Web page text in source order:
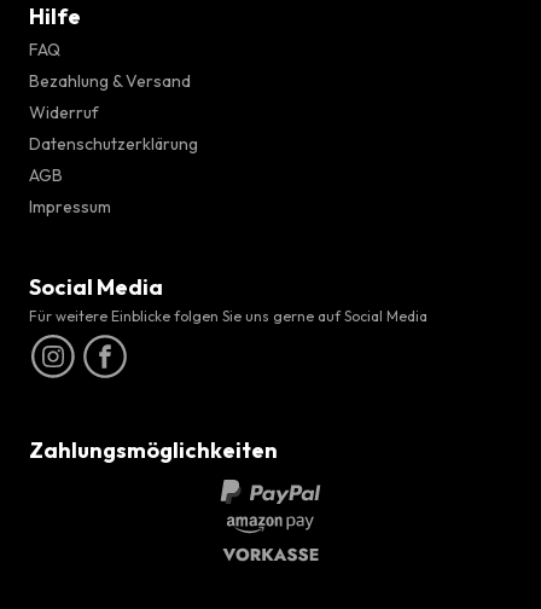
Hilfe
FAQ
Bezahlung & Versand
Widerruf
Datenschutzerklärung
AGB
Impressum
Social Media
Für weitere Einblicke folgen Sie uns gerne auf Social Media
Zahlungsmöglichkeiten